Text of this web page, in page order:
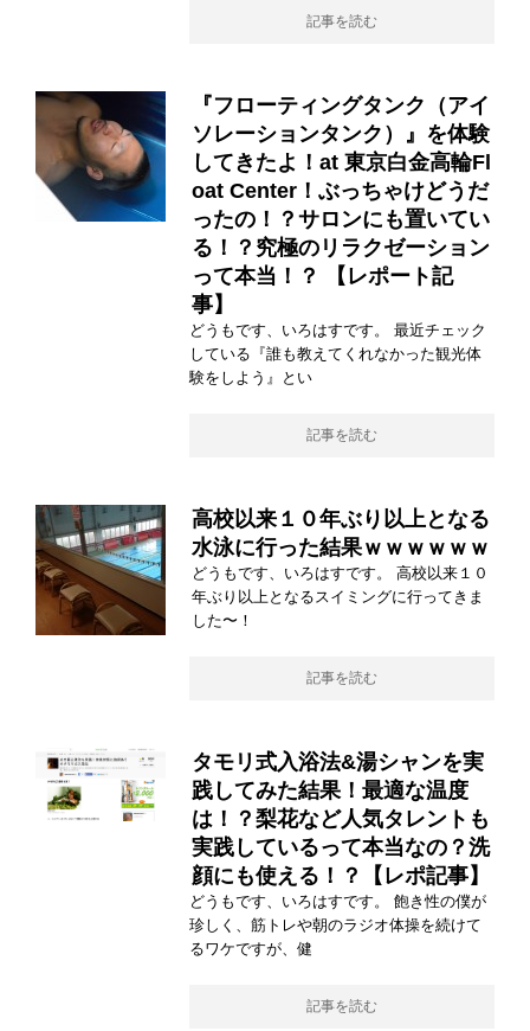
記事を読む
『フローティングタンク（アイ
ソレーションタンク）』を体験
してきたよ！at 東京白金高輪Fl
oat Center！ぶっちゃけどうだ
ったの！？サロンにも置いてい
る！？究極のリラクゼーション
って本当！？ 【レポート記
事】
どうもです、いろはすです。 最近チェック
している『誰も教えてくれなかった観光体
験をしよう』とい
記事を読む
高校以来１０年ぶり以上となる
水泳に行った結果ｗｗｗｗｗｗ
どうもです、いろはすです。 高校以来１０
年ぶり以上となるスイミングに行ってきま
した〜！
記事を読む
タモリ式入浴法&湯シャンを実
践してみた結果！最適な温度
は！？梨花など人気タレントも
実践しているって本当なの？洗
顔にも使える！？【レポ記事】
どうもです、いろはすです。 飽き性の僕が
珍しく、筋トレや朝のラジオ体操を続けて
るワケですが、健
記事を読む